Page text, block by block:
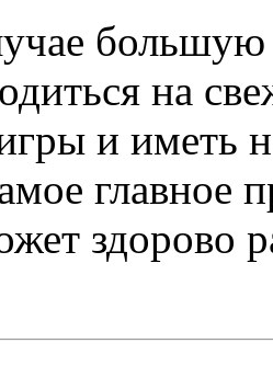
большую
на
и иметь
главное
здорово